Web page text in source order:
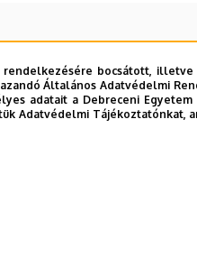
bocsátott,
Általános Adatvédelmi
adatait a Debreceni
Adatvédelmi